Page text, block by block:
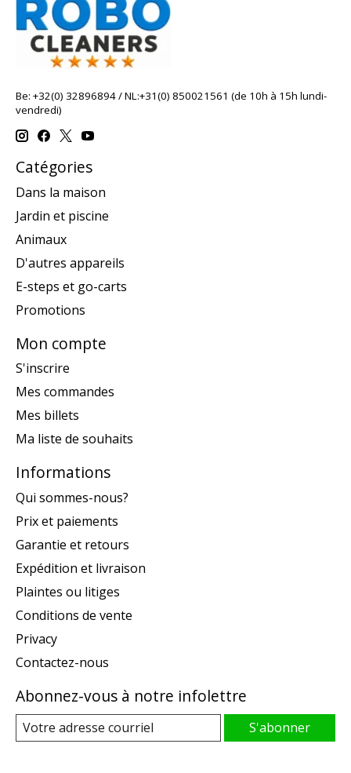
Be: +32(0) 32896894 / NL:+31(0) 850021561 (de 10h à 15h lundi-
vendredi)
Catégories
Dans la maison
Jardin et piscine
Animaux
D'autres appareils
E-steps et go-carts
Promotions
Mon compte
S'inscrire
Mes commandes
Mes billets
Ma liste de souhaits
Informations
Qui sommes-nous?
Prix et paiements
Garantie et retours
Expédition et livraison
Plaintes ou litiges
Conditions de vente
Privacy
Contactez-nous
Abonnez-vous à notre infolettre
S'abonner